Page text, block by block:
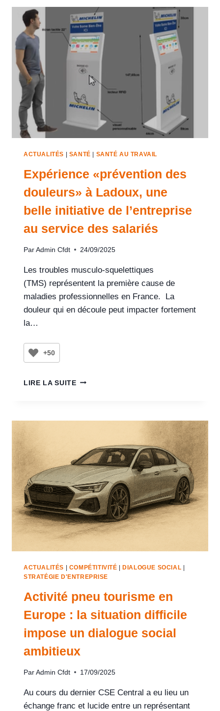
ACTUALITÉS SANTÉ SANTÉ AU TRAVAIL
Expérience «prévention des
douleurs» à Ladoux, une
belle initiative de l’entreprise
au service des salariés
Par Admin Cfdt 24/09/2025
Les troubles musculo-squelettiques
(TMS) représentent la première cause de
maladies professionnelles en France. La
douleur qui en découle peut impacter fortement
la…
+50
LIRE LA SUITE
ACTUALITÉS COMPÉTITIVITÉ DIALOGUE SOCIAL
STRATÉGIE D'ENTREPRISE
Activité pneu tourisme en
Europe : la situation difficile
impose un dialogue social
ambitieux
Par Admin Cfdt 17/09/2025
Au cours du dernier CSE Central a eu lieu un
échange franc et lucide entre un représentant